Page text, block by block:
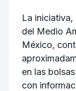
La
del Medio
México,
en las
con